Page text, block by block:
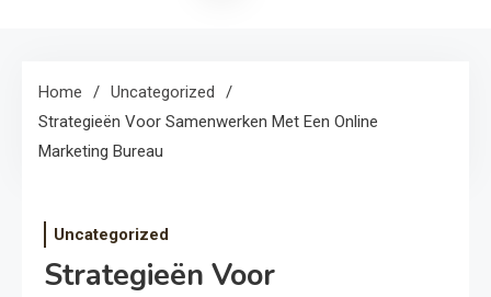
Home
Uncategorized
Strategieën Voor Samenwerken Met Een Online
Marketing Bureau
Uncategorized
Strategieën Voor